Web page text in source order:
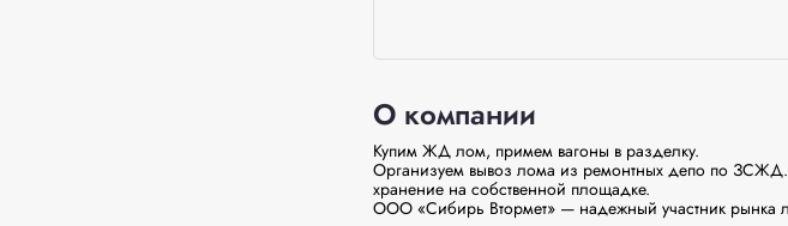
О компании
Купим ЖД лом, примем вагоны в разделку.
Организуем вывоз лома из ремонтных депо по
хранение на собственной площадке.
ООО «Сибирь Втормет» — надежный участник рынка